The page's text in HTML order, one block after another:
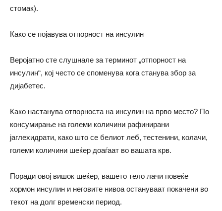
стомак).
Како се појавува отпорност на инсулин
Веројатно сте слушнале за терминот „отпорност на
инсулин“, кој често се споменува кога станува збор за
дијабетес.
Како настанува отпорноста на инсулин на прво место? По
консумирање на големи количини рафинирани
јаглехидрати, како што се белиот леб, тестенини, колачи,
големи количини шеќер доаѓаат во вашата крв.
Поради овој вишок шеќер, вашето тело лачи повеќе
хормон инсулин и неговите нивоа остануваат покачени во
текот на долг временски период.